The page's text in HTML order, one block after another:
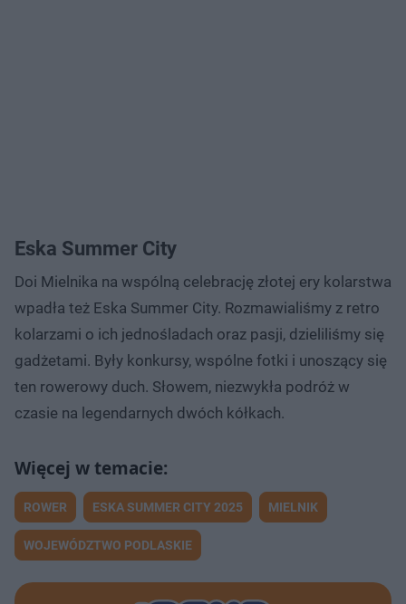
Eska Summer City
Doi Mielnika na wspólną celebrację złotej ery kolarstwa
wpadła też Eska Summer City. Rozmawialiśmy z retro
kolarzami o ich jednośladach oraz pasji, dzieliliśmy się
gadżetami. Były konkursy, wspólne fotki i unoszący się
ten rowerowy duch. Słowem, niezwykła podróż w
czasie na legendarnych dwóch kółkach.
ROWER ESKA SUMMER CITY 2025 MIELNIK
WOJEWÓDZTWO PODLASKIE